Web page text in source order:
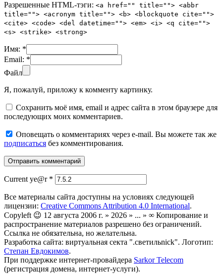
Разрешенные HTML-тэги: <a href="" title=""> <abbr
title=""> <acronym title=""> <b> <blockquote cite="">
<cite> <code> <del datetime=""> <em> <i> <q cite="">
<s> <strike> <strong>
Имя: *
Email: *
Файл
Я, пожалуй, приложу к комменту картинку.
Сохранить моё имя, email и адрес сайта в этом браузере для
последующих моих комментариев.
Оповещать о комментариях через e-mail. Вы можете так же
подписаться без комментирования.
Current ye@r *
Все материалы сайта доступны на условиях следующей
лицензии: Creative Commons Attribution 4.0 International.
Copyleft 😉 12 августа 2006 г. » 2026 » ... » ∞ Копирование и
распространение материалов разрешено без ограничений.
Ссылка не обязательна, но желательна.
Разработка сайта: виртуальная секта ".светильnick". Логотип:
Степан Евдокимов.
При поддержке интернет-провайдера Sarkor Telecom
(регистрация домена, интернет-услуги).